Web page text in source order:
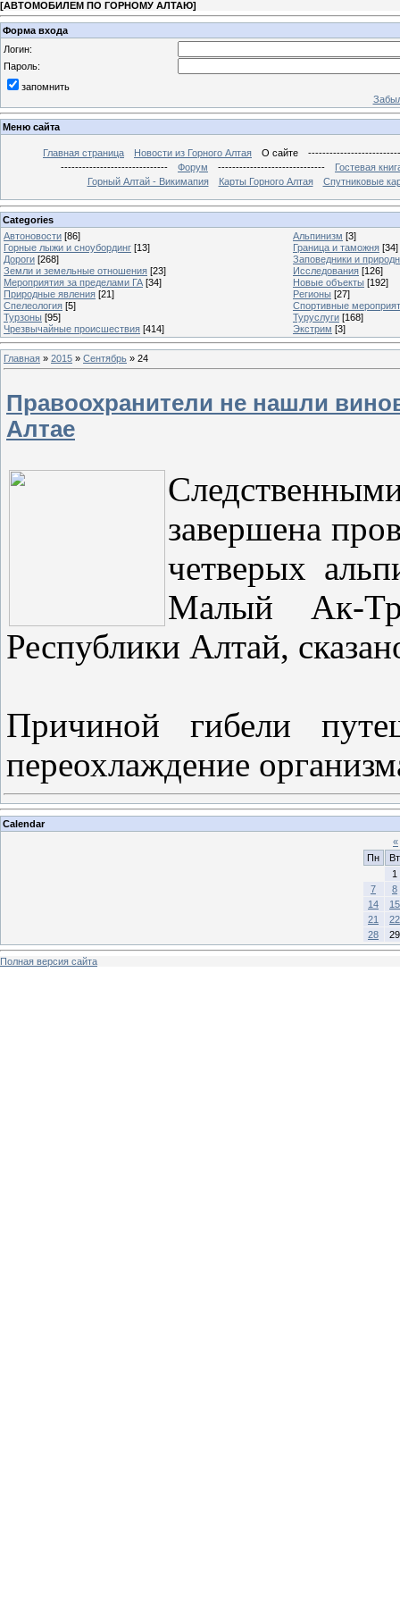
[АВТОМОБИЛЕМ ПО ГОРНОМУ АЛТАЮ]
Форма входа
Логин:
Пароль:
запомнить
Меню сайта
Главная страница Новости из Горного Алтая О сайте
------------------------------
Форум ------------------------------
Гостевая
Горный Алтай - Викимапия
Карты Горного Алтая Спутниковые
Categories
Автоновости [86] Альпинизм [3]
Горные лыжи и сноубординг [13] Граница и таможня [34]
Дороги [268]
Заповедники и
Земли и земельные отношения [23] Исследования [126]
Мероприятия за пределами ГА [34] Новые объекты [192]
Природные явления [21] Регионы [27]
Спелеология [5]
Спортивные
Турзоны [95] Туруслуги [168]
Чрезвычайные происшествия [414] Экстрим [3]
Главная » 2015 » Сентябрь » 24
Правоохранители не нашли
Алтае
завершена
четверых
Малый Ак-
Республики Алтай,
Причиной гибели
переохлаждение
Calendar
«
Пн
Вт
1
7
8
14
15
21
22
28
29
Полная версия сайта